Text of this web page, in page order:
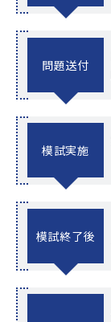
問題送付
模試実施
模試終了後